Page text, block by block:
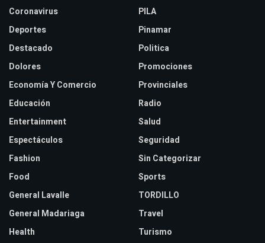
Coronavirus
Deportes
Destacado
Dolores
Economía Y Comercio
Educación
Entertainment
Espectáculos
Fashion
Food
General Lavalle
General Madariaga
Health
PILA
Pinamar
Politica
Promociones
Provinciales
Radio
Salud
Seguridad
Sin Categorizar
Sports
TORDILLO
Travel
Turismo